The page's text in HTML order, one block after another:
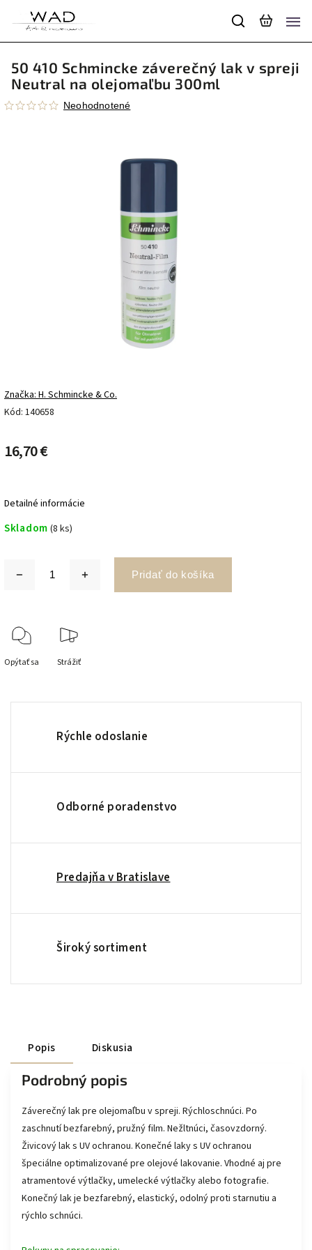
50 410 Schmincke záverečný lak v spreji
Neutral na olejomaľbu 300ml
Neohodnotené
Kód: 140658
Značka:H. Schmincke & Co.
16,70 €
Skladom (8 ks)
Pridať do košíka
Detailné informácie
Opýtať sa Strážiť
Rýchle odoslanie
Odborné poradenstvo
Predajňa v Bratislave
Široký sortiment
Popis Diskusia
Podrobný popis
Záverečný lak pre olejomaľbu v spreji. Rýchloschnúci. Po
zaschnutí bezfarebný, pružný film. Nežltnúci, časovzdorný.
Živicový lak s UV ochranou. Konečné laky s UV ochranou
špeciálne optimalizované pre olejové lakovanie. Vhodné aj pre
atramentové výtlačky, umelecké výtlačky alebo fotografie.
Konečný lak je bezfarebný, elastický, odolný proti starnutiu a
rýchlo schnúci.